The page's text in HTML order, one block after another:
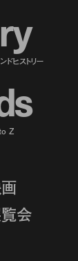
y
ドヒストリー
s
Z
会